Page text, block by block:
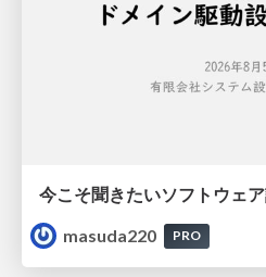
masuda220
PRO